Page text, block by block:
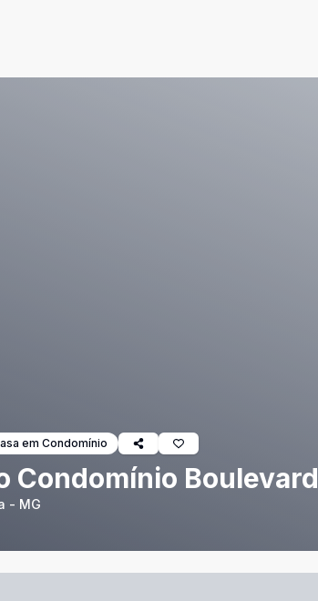
em Condomínio
Condomínio Boulevard
- MG